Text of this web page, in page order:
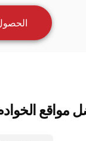
مواقع